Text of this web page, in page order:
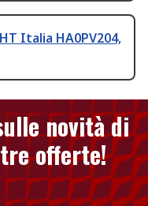
Italia HA0PV204,
novità di
offerte!